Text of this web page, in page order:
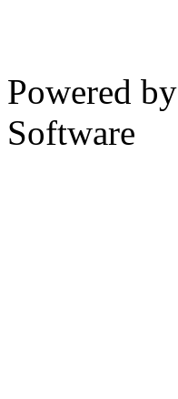
Powered by
Software